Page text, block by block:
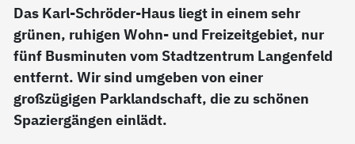
Das Karl-Schröder-Haus liegt in einem sehr
grünen, ruhigen Wohn- und Freizeitgebiet, nur
fünf Busminuten vom Stadtzentrum Langenfeld
entfernt. Wir sind umgeben von einer
großzügigen Parklandschaft, die zu schönen
Spaziergängen einlädt.